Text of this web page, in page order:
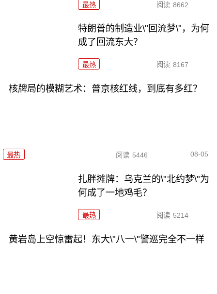
最热 阅读 8662
特朗普的制造业\"回流梦\"，为何
成了回流东大？
最热 阅读 8167
核牌局的模糊艺术：普京核红线，到底有多红？
最热 阅读 5446 08-05
扎胖摊牌：乌克兰的\"北约梦\"为
何成了一地鸡毛？
最热 阅读 5214
黄岩岛上空惊雷起！东大\"八一\"警巡完全不一样